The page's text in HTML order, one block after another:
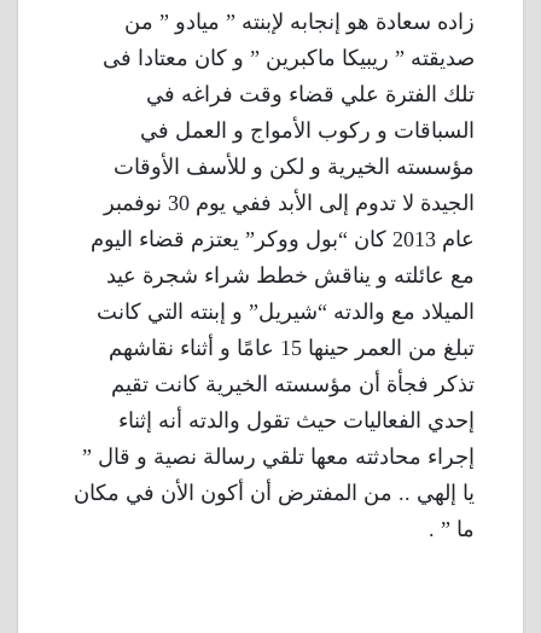
زاده سعادة هو إنجابه لإبنته ” ميادو ” من
صديقته ” ريبيكا ماكبرين ” و كان معتادا فى
تلك الفترة علي قضاء وقت فراغه في
السباقات و ركوب الأمواج و العمل في
مؤسسته الخيرية و لكن و للأسف الأوقات
الجيدة لا تدوم إلى الأبد ففي يوم 30 نوفمبر
عام 2013 كان “بول ووكر” يعتزم قضاء اليوم
مع عائلته و يناقش خطط شراء شجرة عيد
الميلاد مع والدته “شيريل” و إبنته التي كانت
تبلغ من العمر حينها 15 عامًا و أثناء نقاشهم
تذكر فجأة أن مؤسسته الخيرية كانت تقيم
إحدي الفعاليات حيث تقول والدته أنه إثناء
إجراء محادثته معها تلقي رسالة نصية و قال ”
يا إلهي .. من المفترض أن أكون الأن في مكان
ما ” .